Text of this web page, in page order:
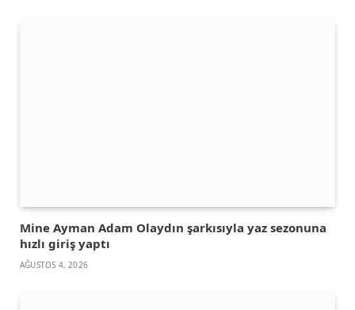
Mine Ayman Adam Olaydın şarkısıyla yaz sezonuna
hızlı giriş yaptı
AĞUSTOS 4, 2026